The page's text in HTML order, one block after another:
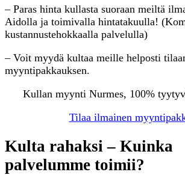
– Paras hinta kullasta suoraan meiltä
Aidolla ja toimivalla hintatakuulla!
kustannustehokkaalla palvelulla)
– Voit myydä kultaa meille helposti
myyntipakkauksen.
Kullan myynti Nurmes, 100%
Tilaa ilmainen
Kulta rahaksi – Kuinka
palvelumme toimii?